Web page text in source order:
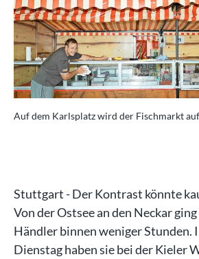
Auf dem Karlsplatz wird der Fischmarkt
Stuttgart - Der Kontrast könnte
Von der Ostsee an den Neckar
Händler binnen weniger Stunden.
Dienstag haben sie bei der Kieler